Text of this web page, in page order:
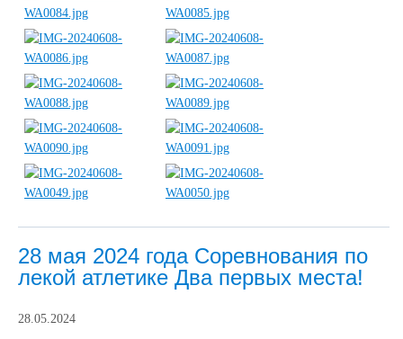
28 мая 2024 года Соревнования по
лекой атлетике Два первых места!
28.05.2024